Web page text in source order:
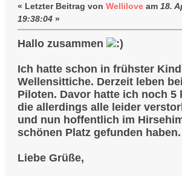
« Letzter Beitrag vonWellilove am 18.
19:38:04 »
Hallo zusammen
Ich hatte schon in frühster
Wellensittiche. Derzeit leben
Piloten. Davor hatte ich noch 5
die allerdings alle leider
und nun hoffentlich im
schönen Platz gefunden haben.
Liebe Grüße,